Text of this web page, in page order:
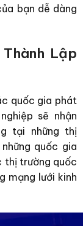
bạn dễ dàng
Lập
quốc gia phát
sẽ nhận
tại những thị
quốc gia
thị trường quốc
mạng lưới kinh